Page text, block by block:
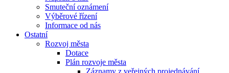
Smuteční oznámení
Výběrové řízení
Informace od nás
Ostatní
Rozvoj města
Dotace
Plán rozvoje města
Záznamy z veřejných projednávání